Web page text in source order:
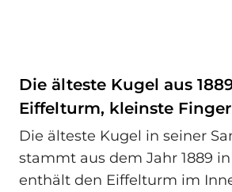
Die älteste Kugel aus
Eiffelturm, kleinste
Die älteste Kugel in seiner
stammt aus dem Jahr 1889
enthält den Eiffelturm im